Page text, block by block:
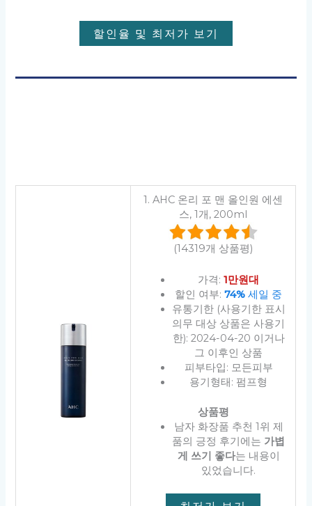
할인율 및 최저가 보기
1. AHC 온리 포 맨 올인원 에센
스, 1개, 200ml
(14319개 상품평)
가격:1만원대
할인 여부:74% 세일 중
유통기한 (사용기한 표시
의무 대상 상품은 사용기
한): 2024-04-20 이거나
그 이후인 상품
피부타입: 모든피부
용기형태: 펌프형
상품평
남자 화장품 추천 1위 제
품의 긍정 후기에는 가볍
게 쓰기 좋다는 내용이
있었습니다.